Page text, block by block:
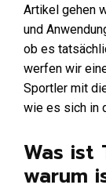
Artikel gehen
und
ob es
werfen wir
Sportler mit
wie es sich in
Was ist
warum